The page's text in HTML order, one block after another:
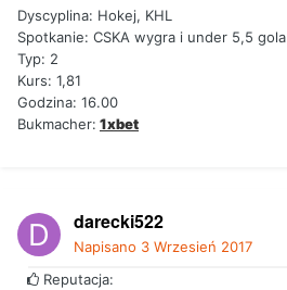
Dyscyplina: Hokej, KHL
Spotkanie: CSKA wygra i under 5,5 gola
Typ: 2
Kurs: 1,81
Godzina: 16.00
Bukmacher: 1xbet
darecki522
Napisano 3 Wrzesień 2017
Reputacja: